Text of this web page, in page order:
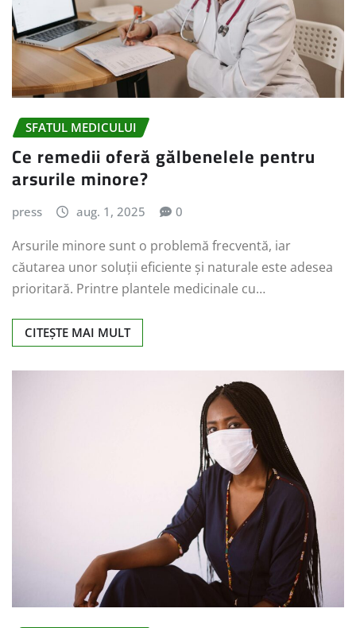
SFATUL MEDICULUI
Ce remedii oferă gălbenelele pentru
arsurile minore?
press aug. 1, 2025 0
Arsurile minore sunt o problemă frecventă, iar
căutarea unor soluții eficiente și naturale este adesea
prioritară. Printre plantele medicinale cu…
CITEȘTE MAI MULT